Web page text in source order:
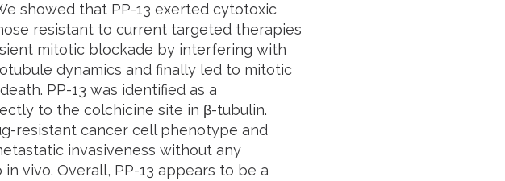
showed that PP-13 exerted cytotoxic
resistant to current targeted therapies
mitotic blockade by interfering with
dynamics and finally led to mitotic
PP-13 was identified as a
to the colchicine site in β-tubulin.
resistant cancer cell phenotype and
invasiveness without any
in vivo. Overall, PP-13 appears to be a